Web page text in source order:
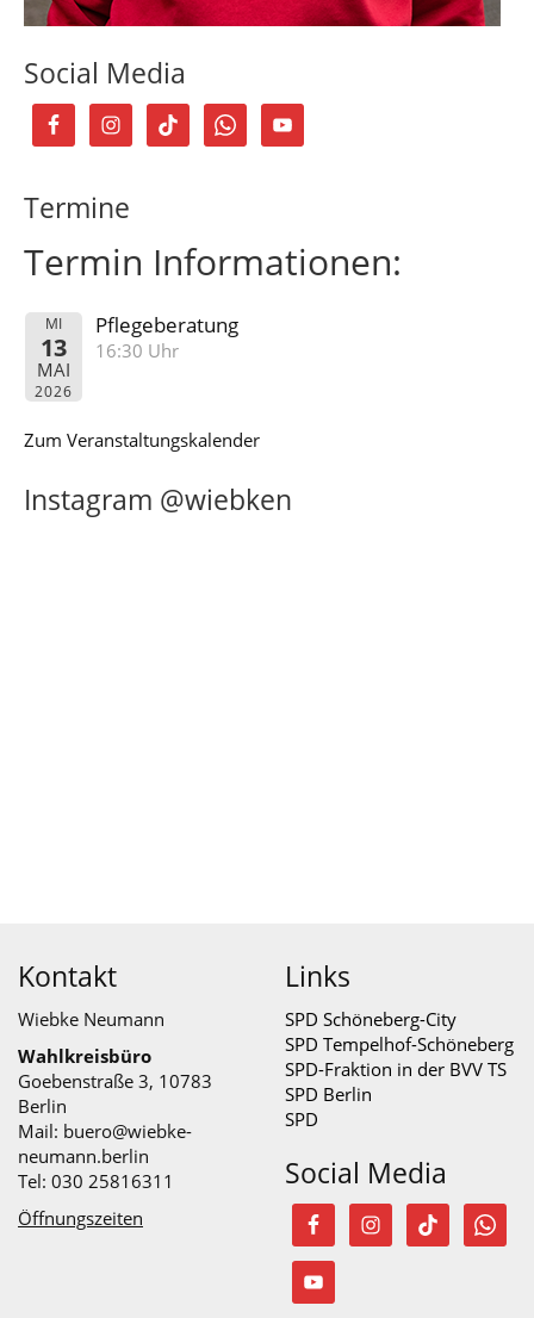
Social Media
Termine
Termin Informationen:
MI
13
MAI
2026
Pflegeberatung
16:30 Uhr
Zum Veranstaltungskalender
Instagram @wiebken
Kontakt
Wiebke Neumann
Wahlkreisbüro
Goebenstraße 3, 10783
Berlin
Mail: buero@wiebke-
neumann.berlin
Tel: 030 25816311
Öffnungszeiten
Links
SPD Schöneberg-City
SPD Tempelhof-Schöneberg
SPD-Fraktion in der BVV TS
SPD Berlin
SPD
Social Media